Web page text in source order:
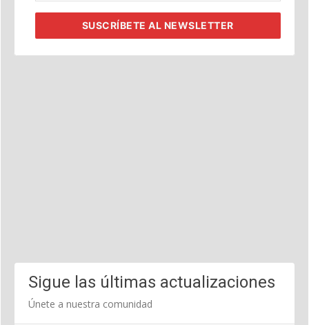
SUSCRÍBETEAL NEWSLETTER
Sigue las últimas actualizaciones
Únete a nuestra comunidad